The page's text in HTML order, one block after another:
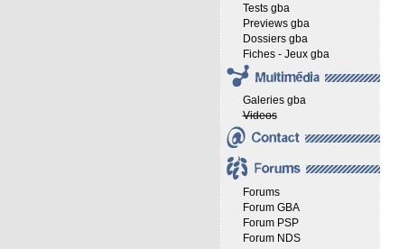
Tests gba
Previews gba
Dossiers gba
Fiches - Jeux gba
Galeries gba
Videos
Forums
Forum GBA
Forum PSP
Forum NDS